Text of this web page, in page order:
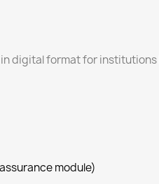
digital format for
module)